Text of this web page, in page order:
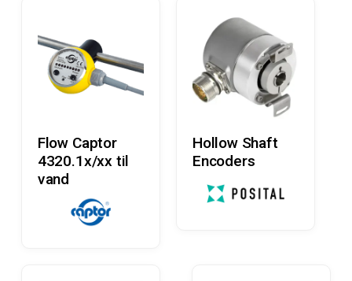
Flow Captor
4320.1x/xx til
vand
Læs Mere
Hollow Shaft
Encoders